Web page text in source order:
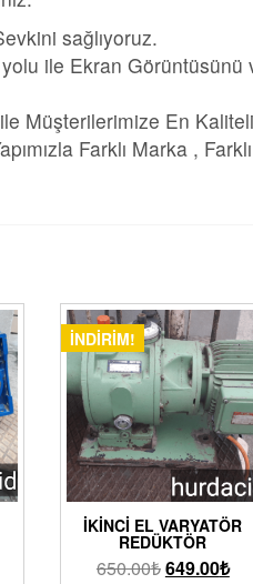
sağlıyoruz.
ile Ekran Görüntüsünü
Müşterilerimize En
Farklı Marka ,
İNDIRIM!
İKINCI EL VARYATÖR
REDÜKTÖR
650.00₺649.00₺